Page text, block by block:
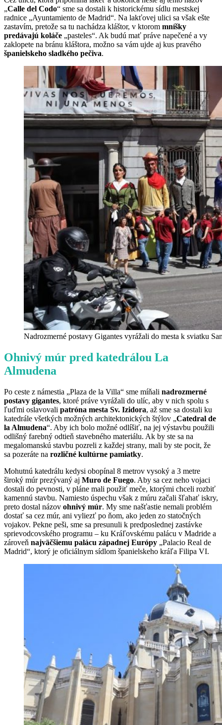
„Calle del Codo“ sme sa dostali k historickému sídlu mestskej
radnice „Ayuntamiento de Madrid“. Na lakťovej ulici sa však ešte
zastavím, pretože sa tu nachádza kláštor, v ktorom mníšky
predávajú koláče „pasteles“. Ak budú mať práve napečené a vy
zaklopete na bránu kláštora, možno sa vám ujde aj kus pravého
španielskeho sladkého pečiva.
Nadrozmerné postavy Gigantes vyrážali do mesta k sviatku
Ohnivý múr pred katedrálou La
Almudena
Po ceste z námestia „Plaza de la Villa“ sme míňali nadrozmerné
postavy gigantes, ktoré práve vyrážali do ulíc, aby v nich spolu s
ľuďmi oslavovali patróna mesta Sv. Izidora, až sme sa dostali ku
katedrále všetkých možných architektonických štýlov „Catedral de
la Almudena“. Aby ich bolo možné odlíšiť, na jej výstavbu použili
odlišný farebný odtieň stavebného materiálu. Ak by ste sa na
megalomanskú stavbu pozreli z každej strany, mali by ste pocit, že
sa pozeráte na rozličné kultúrne pamiatky.
Mohutnú katedrálu kedysi obopínal 8 metrov vysoký a 3 metre
široký múr prezývaný aj Muro de Fuego. Aby sa cez neho vojaci
dostali do pevnosti, v pláne mali použiť meče, ktorými chceli rozbiť
kamennú stavbu. Namiesto úspechu však z múru začali šľahať iskry,
preto dostal názov ohnivý múr. My sme našťastie nemali problém
dostať sa cez múr, ani vyliezť po ňom, ako jeden zo statočných
vojakov. Pekne peši, sme sa presunuli k predposlednej zastávke
sprievodcovského programu – ku Kráľovskému palácu v Madride a
zároveň najväčšiemu palácu západnej Európy „Palacio Real de
Madrid“, ktorý je oficiálnym sídlom španielskeho kráľa Filipa VI.